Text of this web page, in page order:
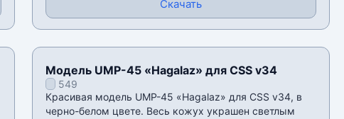
Скачать
Модель UMP-45 «Hagalaz» для CSS v34
549
Красивая модель UMP-45 «Hagalaz» для CSS v34, в
черно-белом цвете. Весь кожух украшен светлым